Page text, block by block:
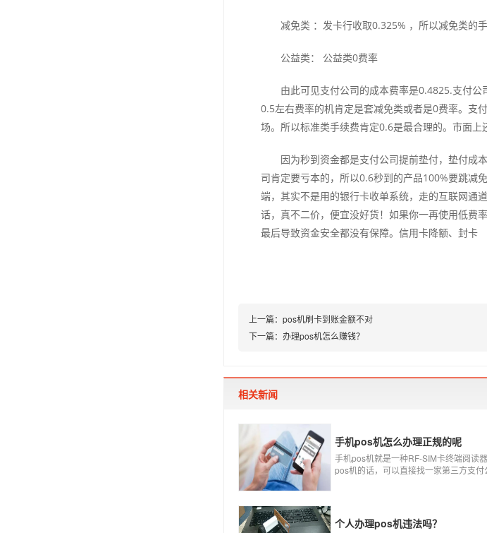
减免类 ：发卡行收取0.325% ，所以减免类的
公益类： 公益类0费率
由此可见支付公司的成本费率是0.4825.支付
0.5左右费率的机肯定是套减免类或者是0费率。支
场。所以标准类手续费肯定0.6是最合理的。市面
因为秒到资金都是支付公司提前垫付，垫付成
司肯定要亏本的，所以0.6秒到的产品100%要跳减
端，其实不是用的银行卡收单系统，走的互联网通
话，真不二价，便宜没好货！如果你一再使用低费
最后导致资金安全都没有保障。信用卡降额、封卡
上一篇： pos机刷卡到账金额不对
下一篇： 办理pos机怎么赚钱？
相关新闻
手机pos机怎么办理正规的呢
手机pos机就是一种RF-SIM卡终端阅读
pos机的话，可以直接找一家第三方支付
个人办理pos机违法吗？